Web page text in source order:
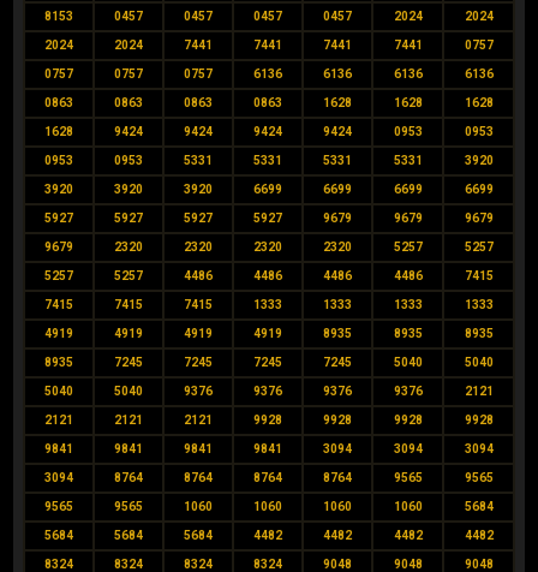
8153 0457 0457 0457 0457 2024 2024
2024 2024 7441 7441 7441 7441 0757
0757 0757 0757 6136 6136 6136 6136
0863 0863 0863 0863 1628 1628 1628
1628 9424 9424 9424 9424 0953 0953
0953 0953 5331 5331 5331 5331 3920
3920 3920 3920 6699 6699 6699 6699
5927 5927 5927 5927 9679 9679 9679
9679 2320 2320 2320 2320 5257 5257
5257 5257 4486 4486 4486 4486 7415
7415 7415 7415 1333 1333 1333 1333
4919 4919 4919 4919 8935 8935 8935
8935 7245 7245 7245 7245 5040 5040
5040 5040 9376 9376 9376 9376 2121
2121 2121 2121 9928 9928 9928 9928
9841 9841 9841 9841 3094 3094 3094
3094 8764 8764 8764 8764 9565 9565
9565 9565 1060 1060 1060 1060 5684
5684 5684 5684 4482 4482 4482 4482
8324 8324 8324 8324 9048 9048 9048